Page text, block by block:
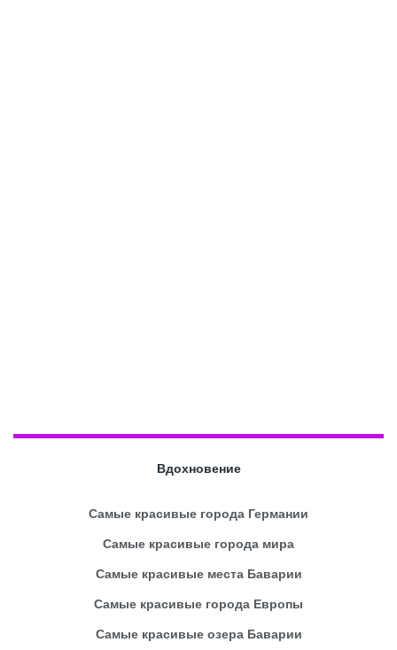
Вдохновение
Самые красивые города Германии
Самые красивые города мира
Самые красивые места Баварии
Самые красивые города Европы
Самые красивые озера Баварии